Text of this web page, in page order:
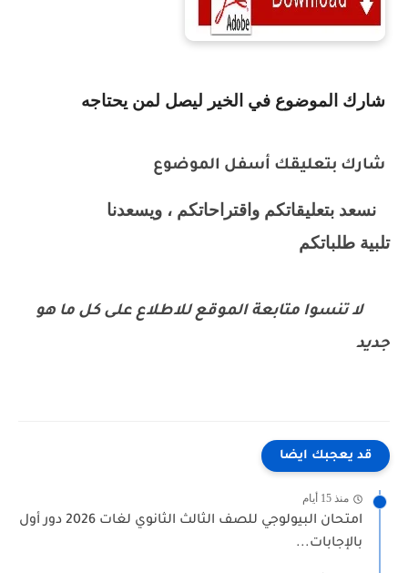
شارك الموضوع في الخير ليصل لمن يحتاجه
شارك بتعليقك أسفل الموضوع
نسعد بتعليقاتكم واقتراحاتكم ، ويسعدنا
تلبية طلباتكم
لا تنسوا متابعة الموقع للاطلاع على كل ما هو
جديد
قد يعجبك ايضا
منذ 15 أيام
امتحان البيولوجي للصف الثالث الثانوي لغات 2026 دور أول
بالإجابات...